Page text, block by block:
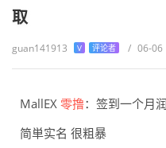
取
guan141913 V 评论者 / 06-06
MallEX 零撸：签到一个月
简単实名 很粗暴